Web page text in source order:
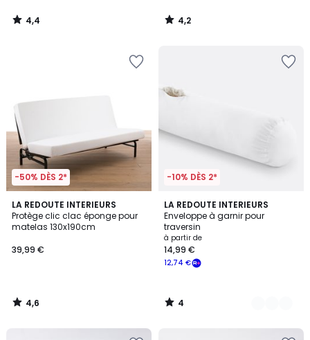
4,4
/
4,2
/
-50% DÈS 2*
LA REDOUTE INTERIEURS
Protège clic clac éponge pour
matelas 130x190cm
39,99 €
4,6
/ 5
4,6
/
-10% DÈS 2*
LA REDOUTE INTERIEURS
Enveloppe à garnir pour
traversin
à partir de
12,74 €
14,99 €
4
/
5
2
Couleurs
4
/